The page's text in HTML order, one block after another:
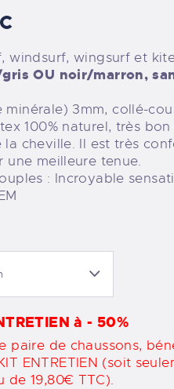
windsurf, wingsurf et
OU noir/marron,
3mm, collé-
100% naturel, très
cheville. Il est très
une meilleure tenue.
: Incroyable
à - 50%
paire de chaussons,
ENTRETIEN (soit
de 19,80€ TTC).